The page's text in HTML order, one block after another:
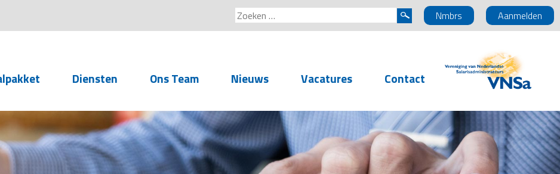
Aanmelden
Nmbrs
Zoeken
naar:
Diensten
Service voor
accountants- en
administratiekantoren
Ons Team Nieuws Vacatures Contact